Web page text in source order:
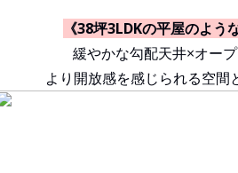
《38坪3LDKの平屋のよう
緩やかな勾配天井×オー
より開放感を感じられる空間